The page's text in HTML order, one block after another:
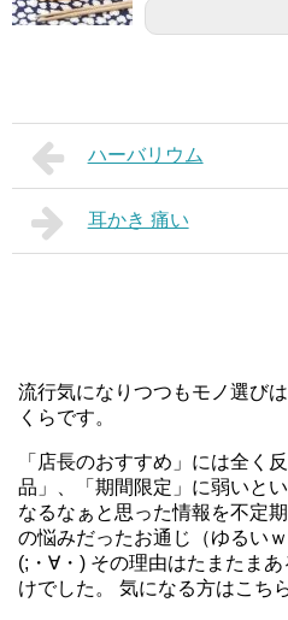
ハーバリウム
耳かき 痛い
流行気になりつつもモノ選び
くらです。
「店長のおすすめ」には全く
品」、「期間限定」に弱いと
なるなぁと思った情報を不定
の悩みだったお通じ（ゆるい
(;・∀・) その理由はたまたま
けでした。 気になる方はこち